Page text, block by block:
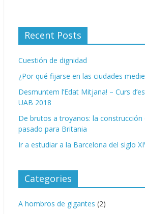
r
o
e
e
c
t
r
ó
Recent Posts
Cuestión de dignidad
¿Por qué fijarse en las ciudades
Desmuntem l’Edat Mitjana! – Curs
UAB 2018
De brutos a troyanos: la construcción
pasado para Britania
Ir a estudiar a la Barcelona del siglo
Categories
A hombros de gigantes (2)